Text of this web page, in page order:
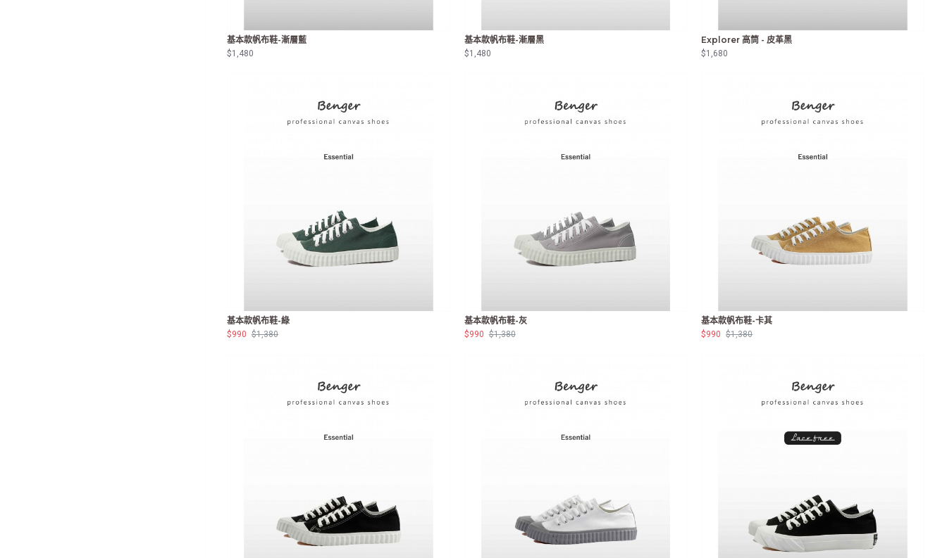
基本款帆布鞋-漸層藍
$1,480
基本款帆布鞋-漸層黑
$1,480
Explorer 高筒 - 皮革黑
$1,680
基本款帆布鞋-綠
$990 $1,380
基本款帆布鞋-灰
$990 $1,380
基本款帆布鞋-卡其
$990 $1,380